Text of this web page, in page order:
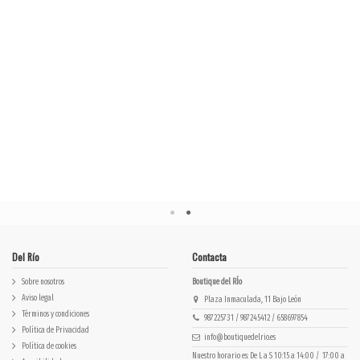
Del Río
Sobre nosotros
Aviso legal
Términos y condiciones
Política de Privacidad
Política de cookies
Contacta
Boutique del RÍo
Plaza Inmaculada, 11 Bajo León
987225731 / 987245412 / 658697854
info@boutiquedelrio.es
Nuestro horario es: De L a S 10:15 a 14:00 / 17:00 a